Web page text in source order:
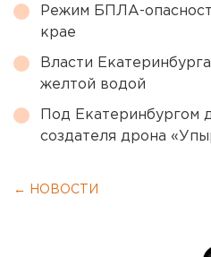
Режим БПЛА-
крае
Власти
желтой водой
Под Екатеринбургом
создателя дрона
← НОВОСТИ